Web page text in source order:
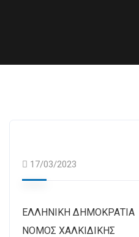
17/03/2023
ΕΛΛΗΝΙΚΗ ΔΗΜΟΚΡΑΤΙΑ
ΝΟΜΟΣ